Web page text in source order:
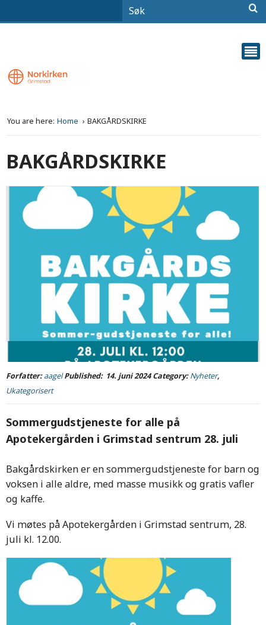
You are here: Home BAKGÅRDSKIRKE
BAKGÅRDSKIRKE
Forfatter:aagelPublished: 14. juni 2024 Category:Nyheter,
Ukategorisert
Sommergudstjeneste for alle på
Apotekergården i Grimstad sentrum 28. juli
Bakgårdskirken er en sommergudstjeneste for barn og
voksen i alle aldre, med masse musikk og gratis vafler
og kaffe.
Vi møtes på Apotekergården i Grimstad sentrum, 28.
juli kl. 12.00.